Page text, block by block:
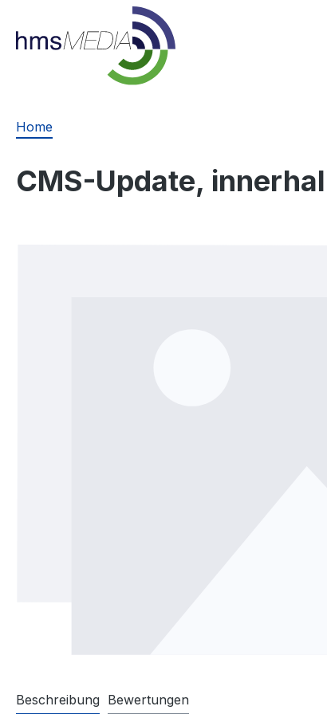
Zur Hauptnavigation springen
Home
CMS-Update,
Beschreibung Bewertungen